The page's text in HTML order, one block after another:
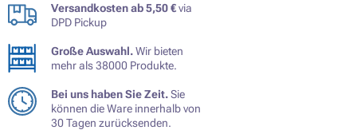
Versandkosten ab 5,50 €via
DPD Pickup
Große Auswahl.Wir bieten
mehr als 38000 Produkte.
Bei uns haben Sie Zeit.Sie
können die Ware innerhalb von
30 Tagen zurücksenden.